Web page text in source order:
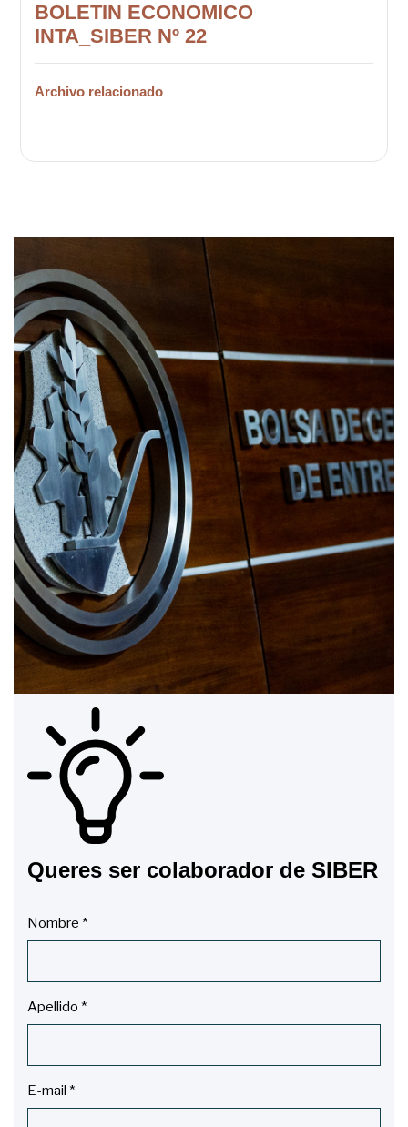
BOLETIN ECONOMICO
INTA_SIBER Nº 22
Archivo relacionado
Queres ser colaborador de SIBER
Nombre *
Apellido *
E-mail *